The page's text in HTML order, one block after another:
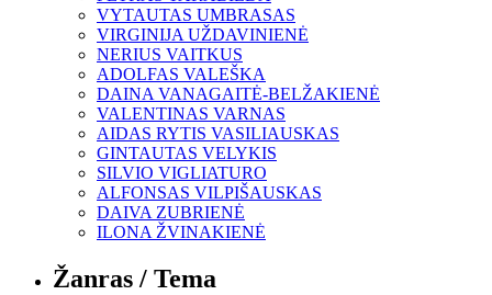
VYTAUTAS UMBRASAS
VIRGINIJA UŽDAVINIENĖ
NERIUS VAITKUS
ADOLFAS VALEŠKA
DAINA VANAGAITĖ-BELŽAKIENĖ
VALENTINAS VARNAS
AIDAS RYTIS VASILIAUSKAS
GINTAUTAS VELYKIS
SILVIO VIGLIATURO
ALFONSAS VILPIŠAUSKAS
DAIVA ZUBRIENĖ
ILONA ŽVINAKIENĖ
Žanras / Tema